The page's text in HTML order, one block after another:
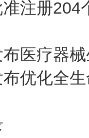
注册
医疗器
优化全